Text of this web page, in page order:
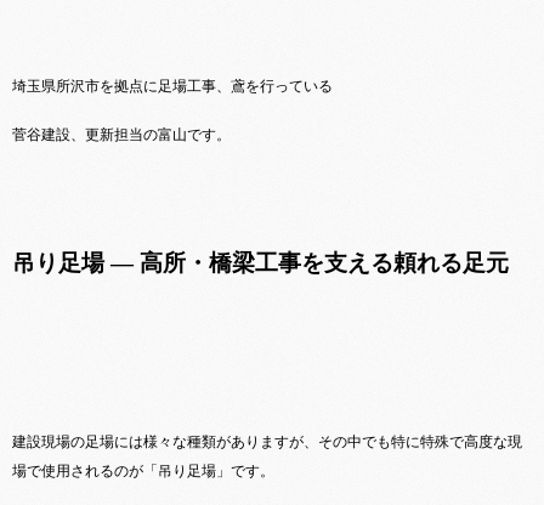
埼玉県所沢市を拠点に足場工事、鳶を行っている
菅谷建設、更新担当の富山です。
吊り足場 ― 高所・橋梁工事を支える頼れる足元
建設現場の足場には様々な種類がありますが、その中でも特に特殊で高度な現
場で使用されるのが「吊り足場」です。